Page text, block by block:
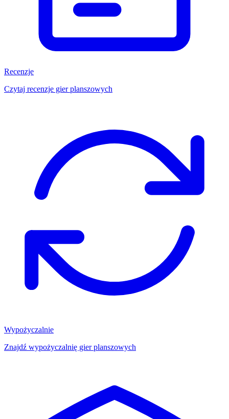
Recenzje
Czytaj recenzje gier planszowych
Wypożyczalnie
Znajdź wypożyczalnię gier planszowych